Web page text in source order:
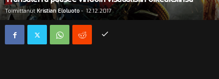
w
Toimittanut Kristian Eloluoto - 12.12.2017